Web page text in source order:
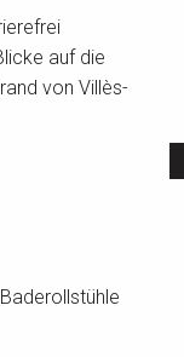
auf die
von Villès-